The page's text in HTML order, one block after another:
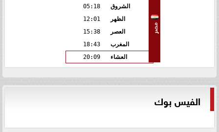
مصر
الشروق
05:18
الظهر
12:01
العصر
15:38
المغرب
18:43
العشاء
20:09
الفيس بوك